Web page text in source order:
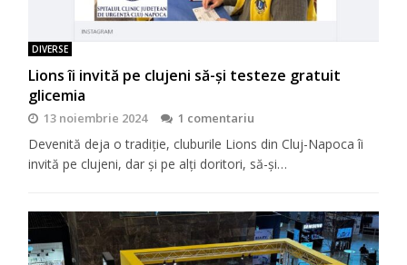
DIVERSE
Lions îi invită pe clujeni să-şi testeze gratuit
glicemia
13 noiembrie 2024 1 comentariu
Devenită deja o tradiţie, cluburile Lions din Cluj-Napoca îi
invită pe clujeni, dar şi pe alţi doritori, să-şi…